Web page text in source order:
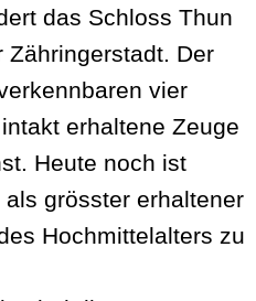
das Schloss Thun
Zähringerstadt. Der
vier
erhaltene Zeuge
Heute noch ist
grösster erhaltener
Hochmittelalters zu